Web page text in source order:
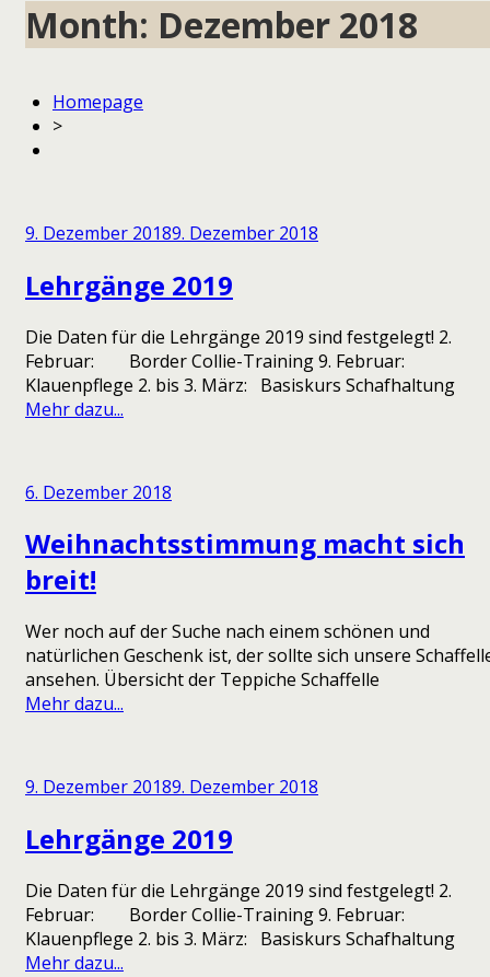
Month: Dezember 2018
Homepage
>
9. Dezember 20189. Dezember 2018
Lehrgänge 2019
Die Daten für die Lehrgänge 2019 sind festgelegt! 2.
Februar: Border Collie-Training 9. Februar:
Klauenpflege 2. bis 3. März: Basiskurs Schafhaltung
Mehr dazu...
6. Dezember 2018
Weihnachtsstimmung macht sich
breit!
Wer noch auf der Suche nach einem schönen und
natürlichen Geschenk ist, der sollte sich unsere
ansehen. Übersicht der Teppiche Schaffelle
Mehr dazu...
9. Dezember 20189. Dezember 2018
Lehrgänge 2019
Die Daten für die Lehrgänge 2019 sind festgelegt! 2.
Februar: Border Collie-Training 9. Februar:
Klauenpflege 2. bis 3. März: Basiskurs Schafhaltung
Mehr dazu...